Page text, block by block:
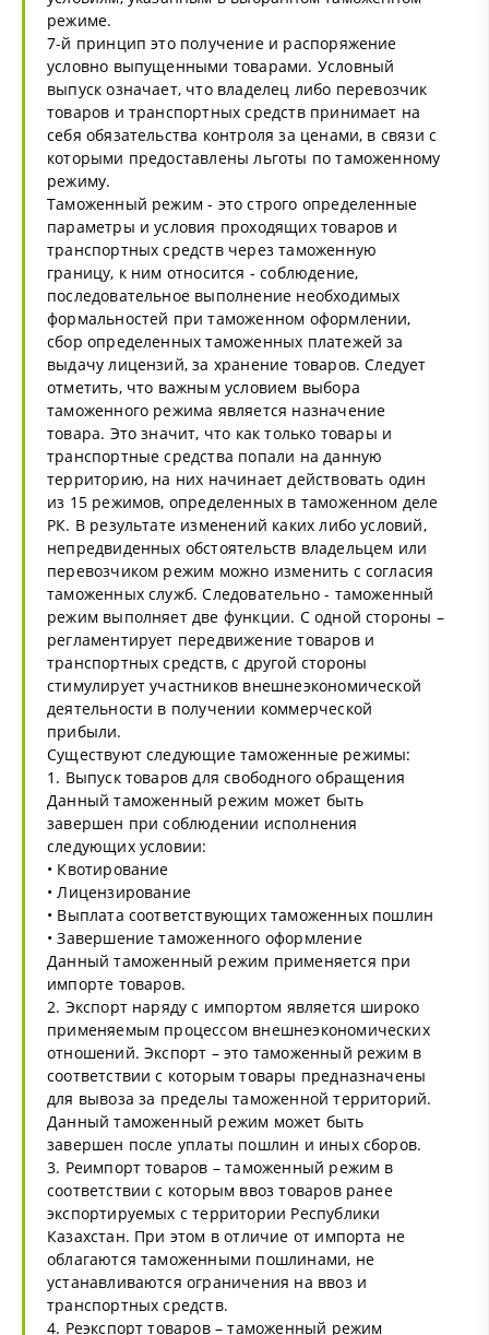
режиме.
7-й принцип это получение и распоряжение
условно выпущенными товарами. Условный
выпуск означает, что владелец либо перевозчик
товаров и транспортных средств принимает на
себя обязательства контроля за ценами, в связи с
которыми предоставлены льготы по таможенному
режиму.
Таможенный режим - это строго определенные
параметры и условия проходящих товаров и
транспортных средств через таможенную
границу, к ним относится - соблюдение,
последовательное выполнение необходимых
формальностей при таможенном оформлении,
сбор определенных таможенных платежей за
выдачу лицензий, за хранение товаров. Следует
отметить, что важным условием выбора
таможенного режима является назначение
товара. Это значит, что как только товары и
транспортные средства попали на данную
территорию, на них начинает действовать один
из 15 режимов, определенных в таможенном деле
РК. В результате изменений каких либо условий,
непредвиденных обстоятельств владельцем или
перевозчиком режим можно изменить с согласия
таможенных служб. Следовательно - таможенный
режим выполняет две функции. С одной стороны –
регламентирует передвижение товаров и
транспортных средств, с другой стороны
стимулирует участников внешнеэкономической
деятельности в получении коммерческой
прибыли.
Существуют следующие таможенные режимы:
1. Выпуск товаров для свободного обращения
Данный таможенный режим может быть
завершен при соблюдении исполнения
следующих условии:
• Квотирование
• Лицензирование
• Выплата соответствующих таможенных пошлин
• Завершение таможенного оформление
Данный таможенный режим применяется при
импорте товаров.
2. Экспорт наряду с импортом является широко
применяемым процессом внешнеэкономических
отношений. Экспорт – это таможенный режим в
соответствии с которым товары предназначены
для вывоза за пределы таможенной территорий.
Данный таможенный режим может быть
завершен после уплаты пошлин и иных сборов.
3. Реимпорт товаров – таможенный режим в
соответствии с которым ввоз товаров ранее
экспортируемых с территории Республики
Казахстан. При этом в отличие от импорта не
облагаются таможенными пошлинами, не
устанавливаются ограничения на ввоз и
транспортных средств.
4. Реэкспорт товаров – таможенный режим